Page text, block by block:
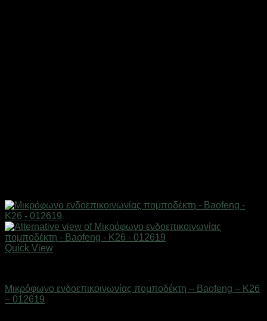
Quick View
Μικρόφωνο ενδοεπικοινωνίας πομποδέκτη – Baofeng – K26
– 012619